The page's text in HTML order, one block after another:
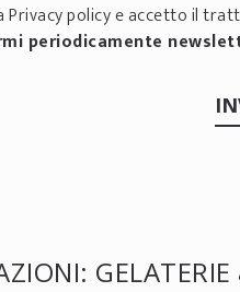
Privacy policye accetto il
periodicamente
GELATERIE